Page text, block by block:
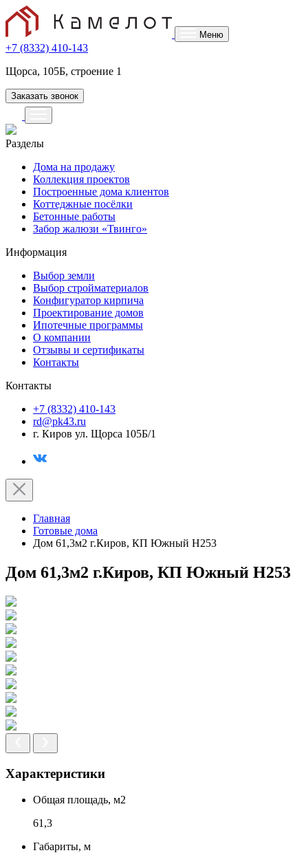
Меню
+7 (8332) 410-143
Щорса, 105Б, строение 1
Заказать звонок
Разделы
Дома на продажу
Коллекция проектов
Построенные дома клиентов
Коттеджные посёлки
Бетонные работы
Забор жалюзи «Твинго»
Информация
Выбор земли
Выбор стройматериалов
Конфигуратор кирпича
Проектирование домов
Ипотечные программы
О компании
Отзывы и сертификаты
Контакты
Контакты
+7 (8332) 410-143
rd@pk43.ru
г. Киров ул. Щорса 105Б/1
Главная
Готовые дома
Дом 61,3м2 г.Киров, КП Южный Н253
Дом 61,3м2 г.Киров, КП Южный Н253
Характеристики
Общая площадь, м2
61,3
Габариты, м